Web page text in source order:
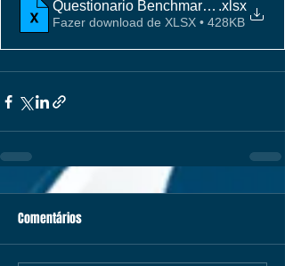
Questionario Benchmarking APCC
.xlsx
Fazer download de XLSX • 428KB
Comentários